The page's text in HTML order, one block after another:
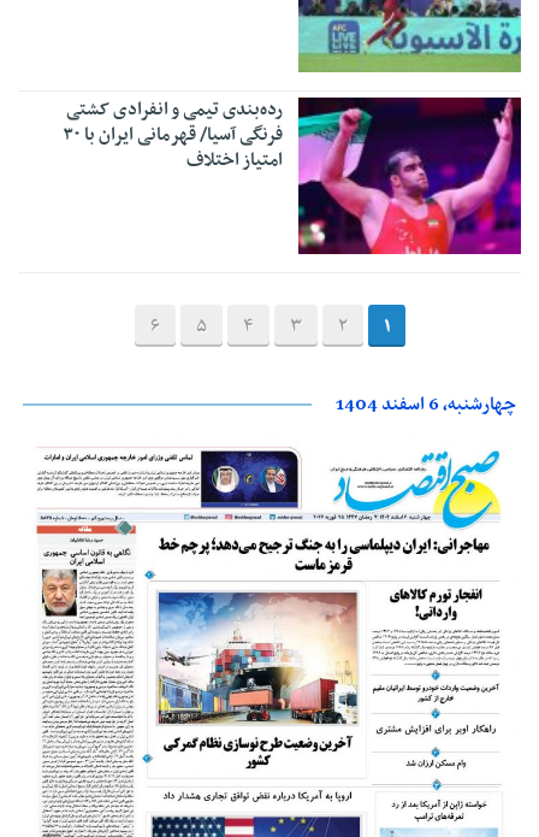
رده‌بندی تیمی و انفرادی کشتی
فرنگی آسیا/ قهرمانی ایران با ۳۰
امتیاز اختلاف
1
2
3
4
5
6
چهارشنبه، 6 اسفند 1404